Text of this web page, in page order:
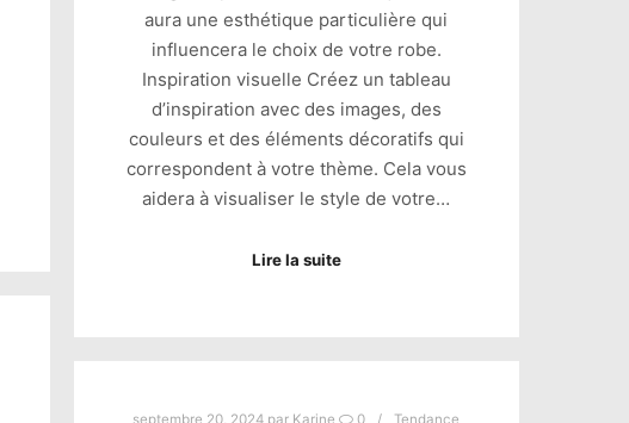
aura une esthétique particulière qui
influencera le choix de votre robe.
Inspiration visuelle Créez un tableau
d’inspiration avec des images, des
couleurs et des éléments décoratifs qui
correspondent à votre thème. Cela vous
aidera à visualiser le style de votre…
Lire la suite
septembre 20, 2024 par Karine 0 Tendance